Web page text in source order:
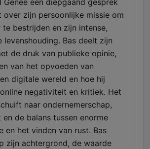
een diepgaand gesprek
over zijn persoonlijke missie om
te bestrijden en zijn intense,
levenshouding. Bas deelt zijn
de druk van publieke opinie,
van het opvoeden van
digitale wereld en hoe hij
negativiteit en kritiek. Het
naar ondernemerschap,
de balans tussen enorme
en het vinden van rust. Bas
zijn achtergrond, de waarde